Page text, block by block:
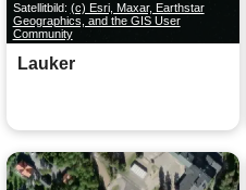
Satellitbild: (c) Esri, Maxar, Earthstar
Geographics, and the GIS User
Community
Lauker